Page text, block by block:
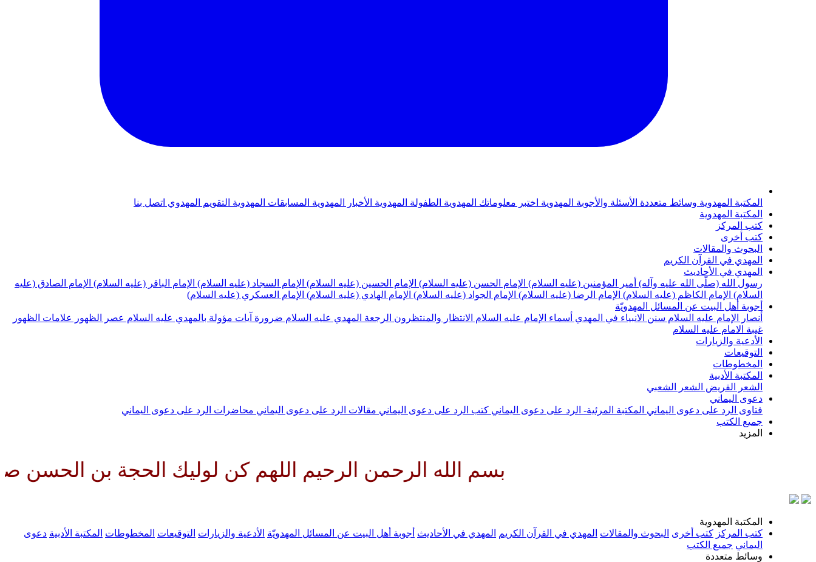
المكتبة المهدوية وسائط متعددة الأسئلة والأجوبة المهدوية اختبر معلوماتك المهدوية الطفولة المهدوية الأخبار المهدوية المسابقات المهدوية التقويم المهدوي اتصل بنا
المكتبة المهدوية
كتب المركز
كتب أخرى
البحوث والمقالات
المهدي في القرآن الكريم
المهدي في الأحاديث
رسول الله (صلّى الله عليه وآله) أمير المؤمنين (عليه السلام) الإمام الحسن (عليه السلام) الإمام الحسين (عليه السلام) الإمام السجاد (عليه السلام) الإمام الباقر (عليه السلام) الإمام الصادق (عليه
السلام) الإمام الكاظم (عليه السلام) الإمام الرضا (عليه السلام) الإمام الجواد (عليه السلام) الإمام الهادي (عليه السلام) الإمام العسكري (عليه السلام)
أجوبة أهل البيت عن المسائل المهدويّة
أنصار الإمام عليه السلام سنن الانبياء في المهدي أسماء الإمام عليه السلام الانتظار والمنتظرون الرجعة المهدي عليه السلام ضرورة آيات مؤولة بالمهدي عليه السلام عصر الظهور
علامات الظهور
غيبة الامام عليه السلام
الأدعية والزيارات
التوقيعات
المخطوطات
المكتبة الأدبية
الشعر القريض الشعر الشعبي
دعوى اليماني
فتاوى الرد على دعوى اليماني المكتبة المرئية- الرد على دعوى اليماني كتب الرد على دعوى اليماني مقالات الرد على دعوى اليماني محاضرات الرد على دعوى اليماني
جميع الكتب
المزيد
بسم الله الرحمن الرحيم اللهم كن لوليك الحجة بن الحسن صلواتك
المكتبة المهدوية
كتب المركز كتب أخرى البحوث والمقالات المهدي في القرآن الكريم المهدي في الأحاديث أجوبة أهل البيت عن المسائل المهدويّة الأدعية والزيارات التوقيعات المخطوطات المكتبة الأدبية دعوى
اليماني جميع الكتب
وسائط متعددة